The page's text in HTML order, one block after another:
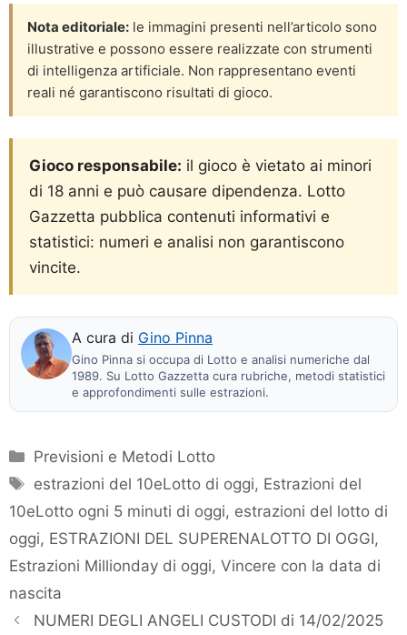
Nota editoriale: le immagini presenti nell’articolo sono
illustrative e possono essere realizzate con strumenti
di intelligenza artificiale. Non rappresentano eventi
reali né garantiscono risultati di gioco.
Gioco responsabile: il gioco è vietato ai minori
di 18 anni e può causare dipendenza. Lotto
Gazzetta pubblica contenuti informativi e
statistici: numeri e analisi non garantiscono
vincite.
A cura di Gino Pinna
Gino Pinna si occupa di Lotto e analisi numeriche dal
1989. Su Lotto Gazzetta cura rubriche, metodi statistici
e approfondimenti sulle estrazioni.
Categorie
Previsioni e Metodi Lotto
Tag
estrazioni del 10eLotto di oggi, Estrazioni del
10eLotto ogni 5 minuti di oggi, estrazioni del lotto di
oggi, ESTRAZIONI DEL SUPERENALOTTO DI OGGI,
Estrazioni Millionday di oggi, Vincere con la data di
nascita
NUMERI DEGLI ANGELI CUSTODI di 14/02/2025